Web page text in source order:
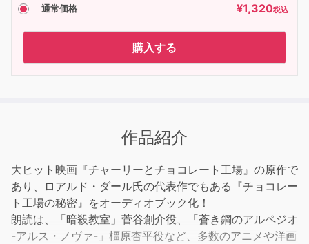
通常価格 ¥1,320税込
購入する
作品紹介
大ヒット映画『チャーリーとチョコレート工場』の原作で
あり、ロアルド・ダール氏の代表作でもある『チョコレー
ト工場の秘密』をオーディオブック化！
朗読は、「暗殺教室」菅谷創介役、「蒼き鋼のアルペジオ
-アルス・ノヴァ-」橿原杏平役など、多数のアニメや洋画